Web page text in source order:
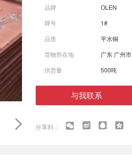
品牌
OLEN
牌号
1#
品质
平水铜
货物所在地
广东 广州市
供货量
500吨
与我联系